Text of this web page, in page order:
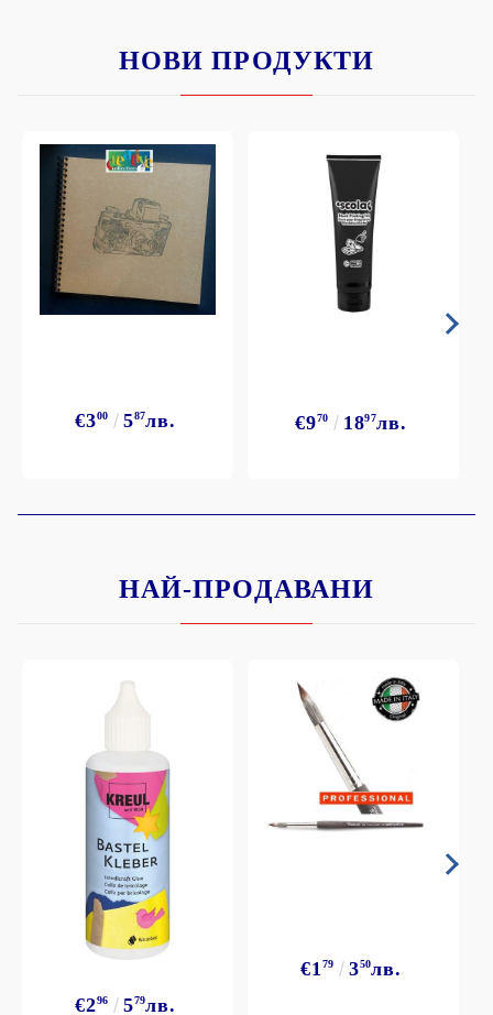
НОВИ ПРОДУКТИ
€300 587лв. €970 1897лв.
НАЙ-ПРОДАВАНИ
€296 579лв.
€179 350лв.